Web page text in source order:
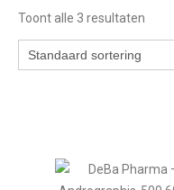
Toont alle 3 resultaten